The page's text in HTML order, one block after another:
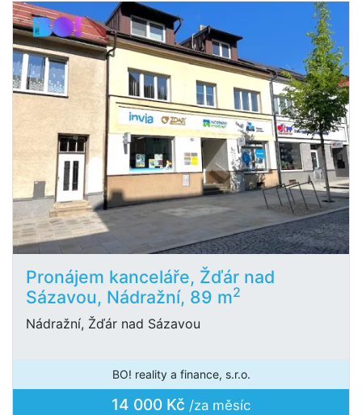
Pronájem kanceláře, Žďár nad
Sázavou, Nádražní, 89 m2
Nádražní, Žďár nad Sázavou
BO! reality a finance, s.r.o.
14 000 Kč /za měsíc